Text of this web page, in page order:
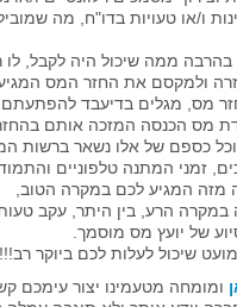
ו/או טעויות בדו"ח, מה
ולמקסם את החזר המס
מס, מגלים בדיעבד
כספם של אלו נשאר ברשות
זמני המתנה טלפוניים
מזה המגיע לכם במקרה הטוב,
במקרה הרע, בין היתר, עקב
של יועץ מס מוסמך.
שיכול לעלות לכם ביוקר רב!!!
ומומחה מטעמינו יצור עימכם